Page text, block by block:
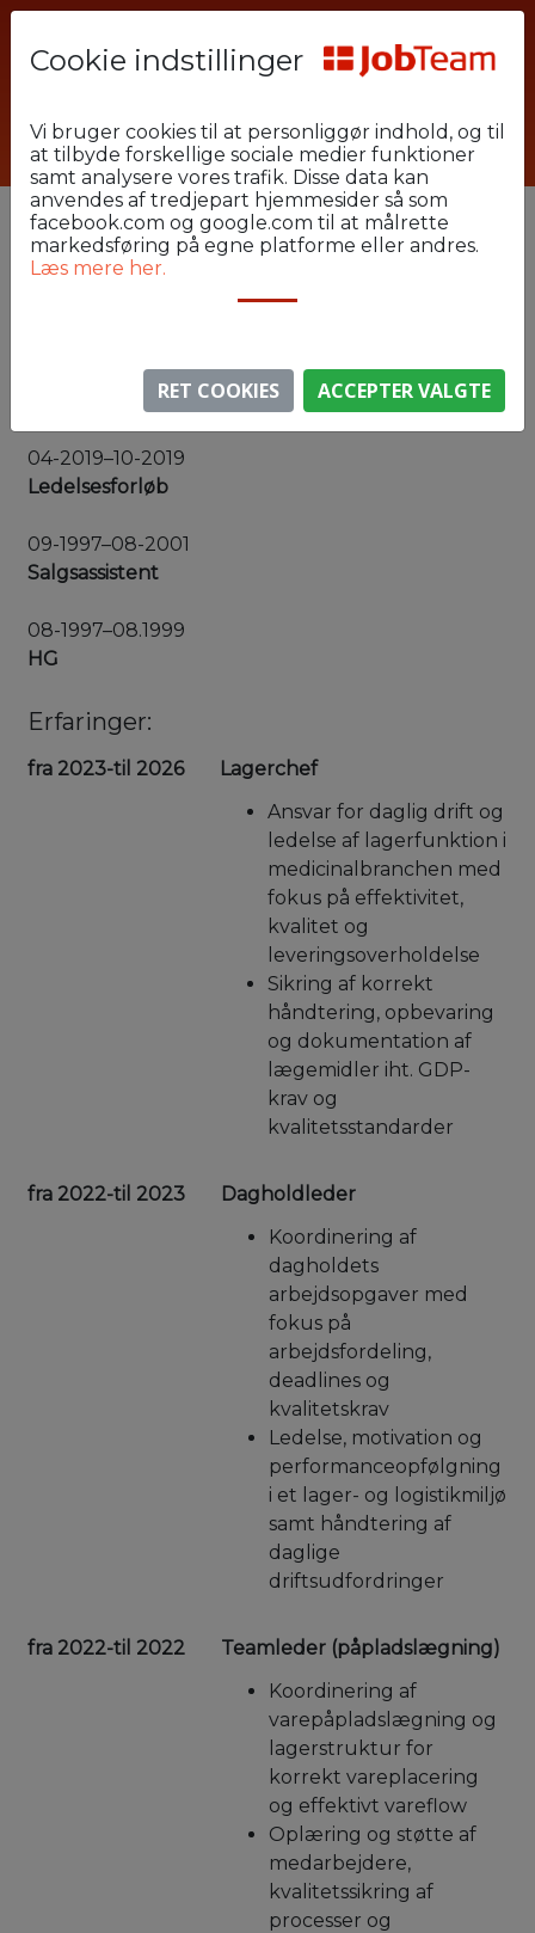
Vejle Industri og Lager
819363
Alias:
Uddannelse:
04-2019–10-2019
Ledelsesforløb
09-1997–08-2001
Salgsassistent
08-1997–08.1999
HG
Erfaringer:
fra 2023-til 2026
Lagerchef
Ansvar for daglig drift og
ledelse af lagerfunktion i
medicinalbranchen med
fokus på effektivitet,
kvalitet og
leveringsoverholdelse
Sikring af korrekt
håndtering, opbevaring
og dokumentation af
lægemidler iht. GDP-
krav og
kvalitetsstandarder
fra 2022-til 2023
Dagholdleder
Koordinering af
dagholdets
arbejdsopgaver med
fokus på
arbejdsfordeling,
deadlines og
kvalitetskrav
Ledelse, motivation og
performanceopfølgning
i et lager- og logistikmiljø
samt håndtering af
daglige
driftsudfordringer
fra 2022-til 2022
Teamleder (påpladslægning)
Koordinering af
varepåpladslægning og
lagerstruktur for
korrekt vareplacering
og effektivt vareflow
Oplæring og støtte af
medarbejdere,
kvalitetssikring af
processer og
Cookie indstillinger
Vi bruger cookies til at personliggør indhold, og til
at tilbyde forskellige sociale medier funktioner
samt analysere vores trafik. Disse data kan
anvendes af tredjepart hjemmesider så som
facebook.com og google.com til at målrette
markedsføring på egne platforme eller andres.
Læs mere her.
RET COOKIES ACCEPTER VALGTE